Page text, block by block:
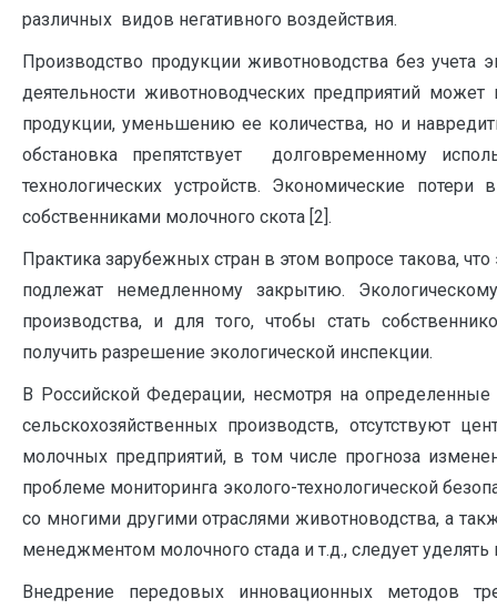
различных видов негативного воздействия.
Производство продукции животноводства без учета
деятельности животноводческих предприятий
продукции, уменьшению ее количества, но и
обстановка препятствует долговременному
технологических устройств. Экономические
собственниками молочного скота [2].
Практика зарубежных стран в этом вопросе такова,
подлежат немедленному закрытию.
производства, и для того, чтобы стать
получить разрешение экологической инспекции.
В Российской Федерации, несмотря на
сельскохозяйственных производств, отсутствуют
молочных предприятий, в том числе прогноза
проблеме мониторинга эколого-технологической
со многими другими отраслями животноводства, а
менеджментом молочного стада и т.д., следует
Внедрение передовых инновационных методов